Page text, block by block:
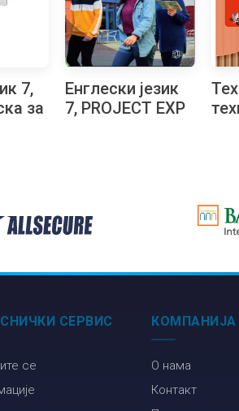
7,
за
Енглески језик
7, PROJECT EXP
СЕРВИС
се
КОМПАНИЈА
О нама
Контакт